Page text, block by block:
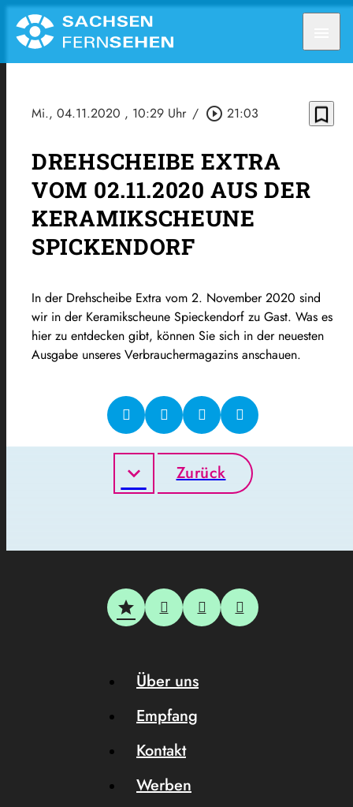
Mi., 04.11.2020 , 10:29 Uhr / play_circle_outline 21:03 bookmark_border
DREHSCHEIBE EXTRA
VOM 02.11.2020 AUS DER
KERAMIKSCHEUNE
SPICKENDORF
In der Drehscheibe Extra vom 2. November 2020 sind
wir in der Keramikscheune Spieckendorf zu Gast. Was es
hier zu entdecken gibt, können Sie sich in der neuesten
Ausgabe unseres Verbrauchermagazins anschauen.
Zurück
Über uns
Empfang
Kontakt
Werben